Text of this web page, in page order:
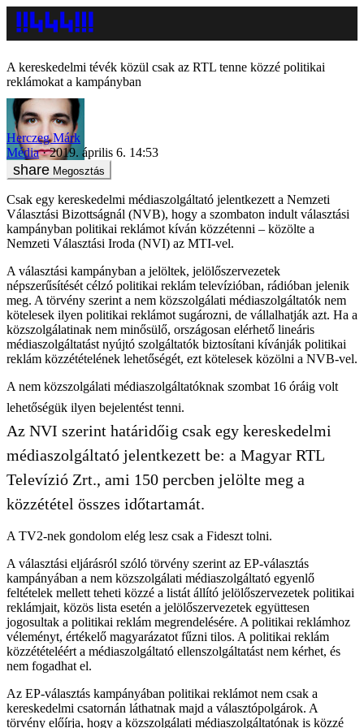
A kereskedelmi tévék közül csak az RTL tenne közzé politikai
reklámokat a kampányban
Herczeg Márk
Média
2019. április 6. 14:53
Megosztás
Csak egy kereskedelmi médiaszolgáltató jelentkezett a Nemzeti
Választási Bizottságnál (NVB), hogy a szombaton indult választási
kampányban politikai reklámot kíván közzétenni – közölte a
Nemzeti Választási Iroda (NVI) az MTI-vel.
A választási kampányban a jelöltek, jelölőszervezetek
népszerűsítését célzó politikai reklám televízióban, rádióban jelenik
meg. A törvény szerint a nem közszolgálati médiaszolgáltatók nem
kötelesek ilyen politikai reklámot sugározni, de vállalhatják azt. Ha a
közszolgálatinak nem minősülő, országosan elérhető lineáris
médiaszolgáltatást nyújtó szolgáltatók biztosítani kívánják politikai
reklám közzétételének lehetőségét, ezt kötelesek közölni a NVB-vel.
A nem közszolgálati médiaszolgáltatóknak szombat 16 óráig volt
lehetőségük ilyen bejelentést tenni.
Az NVI szerint határidőig csak egy kereskedelmi
médiaszolgáltató jelentkezett be: a Magyar RTL
Televízió Zrt., ami 150 percben jelölte meg a
közzététel összes időtartamát.
A TV2-nek gondolom elég lesz csak a Fideszt tolni.
A választási eljárásról szóló törvény szerint az EP-választás
kampányában a nem közszolgálati médiaszolgáltató egyenlő
feltételek mellett teheti közzé a listát állító jelölőszervezetek politikai
reklámjait, közös lista esetén a jelölőszervezetek együttesen
jogosultak a politikai reklám megrendelésére. A politikai reklámhoz
véleményt, értékelő magyarázatot fűzni tilos. A politikai reklám
közzétételéért a médiaszolgáltató ellenszolgáltatást nem kérhet, és
nem fogadhat el.
Az EP-választás kampányában politikai reklámot nem csak a
kereskedelmi csatornán láthatnak majd a választópolgárok. A
törvény előírja, hogy a közszolgálati médiaszolgáltatónak is közzé